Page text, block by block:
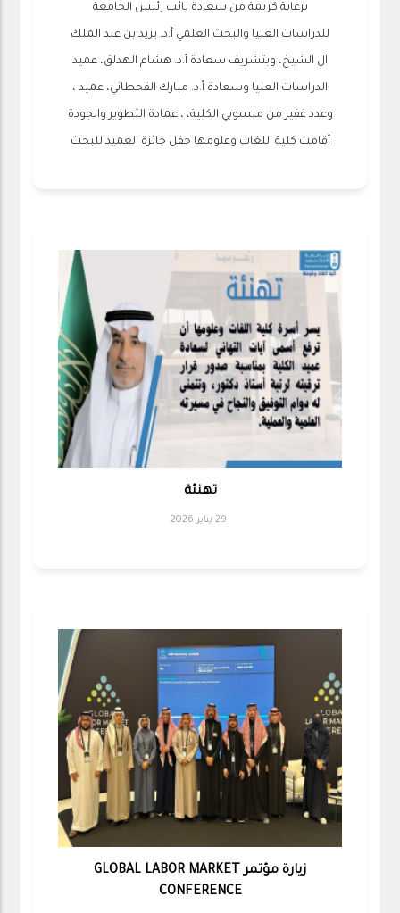
برعاية كريمة من سعادة نائب رئيس الجامعة
للدراسات العليا والبحث العلمي أ.د. يزيد بن عبد الملك
آل الشيخ، وبتشريف سعادة أ.د. هشام الهدلق، عميد
الدراسات العليا ⁦‪، وسعادة أ.د. مبارك القحطاني، عميد
عمادة التطوير والجودة ⁦‪، وعدد غفير من منسوبي الكلية،
أقامت كلية اللغات وعلومها حفل جائزة العميد للبحث
تهنئة
29 يناير 2026
زيارة مؤتمر GLOBAL LABOR MARKET
CONFERENCE